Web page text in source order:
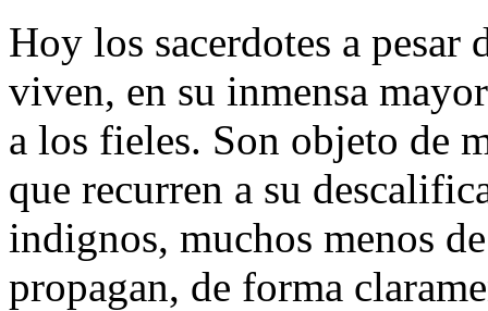
Hoy los sacerdotes a pesar
viven, en su inmensa
a los fieles. Son objeto de
que recurren a su
indignos, muchos menos
propagan, de forma